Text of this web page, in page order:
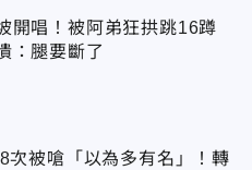
開唱！被阿弟狂拱跳16蹲
：腿要斷了
次被嗆「以為多有名」！轉